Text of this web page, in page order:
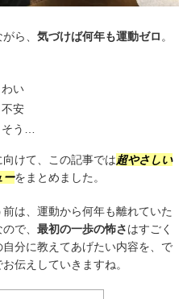
ら、 気づけば何年も運動ゼロ 。
い
安
う…
けて、この記事では超やさしい
ーをまとめました。
は、運動から何年も離れていた
で、 最初の一歩の怖さはすごく
分に教えてあげたい内容を、で
伝えしていきますね。